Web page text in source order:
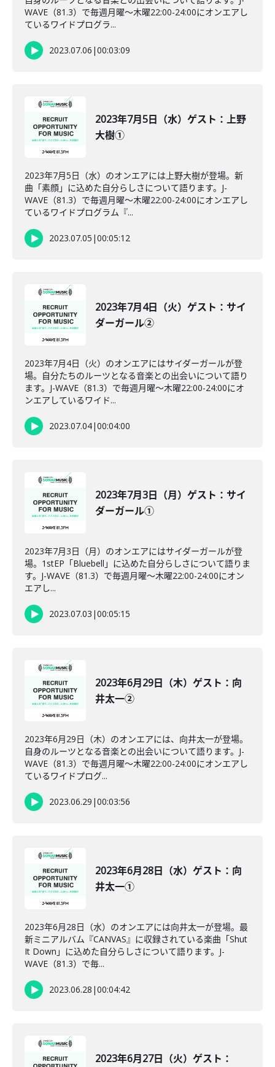
WAVE（81.3）で毎週月曜～木曜22:00-24:00にオンエアし
ているワイドプログラ...
2023.07.06 |00:03:09
2023年7月5日（水）ゲスト：上野
大樹①
2023年7月5日（水）のオンエアには上野大樹が登場。新
曲「素顔」に込めた自分らしさについて語ります。J-
WAVE（81.3）で毎週月曜～木曜22:00-24:00にオンエアし
ているワイドプログラム『...
2023.07.05 |00:05:12
2023年7月4日（火）ゲスト：サイ
ダーガール②
2023年7月4日（火）のオンエアにはサイダーガールが登
場。自分たちのルーツとなる音楽との出会いについて語り
ます。J-WAVE（81.3）で毎週月曜～木曜22:00-24:00にオ
ンエアしているワイド...
2023.07.04|00:04:00
2023年7月3日（月）ゲスト：サイ
ダーガール①
2023年7月3日（月）のオンエアにはサイダーガールが登
場。1stEP「Bluebell」に込めた自分らしさについて語りま
す。J-WAVE（81.3）で毎週月曜～木曜22:00-24:00にオン
エアし...
2023.07.03 |00:05:15
2023年6月29日（木）ゲスト：向
井太一②
2023年6月29日（木）のオンエアには、向井太一が登場。
自身のルーツとなる音楽との出会いについて語ります。J-
WAVE（81.3）で毎週月曜～木曜22:00-24:00にオンエアし
ているワイドプログ...
2023.06.29 |00:03:56
2023年6月28日（水）ゲスト：向
井太一①
2023年6月28日（水）のオンエアには向井太一が登場。最
新ミニアルバム『CANVAS』に収録されている楽曲「Shut
It Down」に込めた自分らしさについて語ります。J-
WAVE（81.3）で毎...
2023.06.28 |00:04:42
2023年6月27日（火）ゲスト：